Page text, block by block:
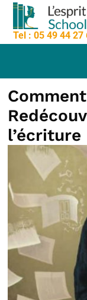
principal
Aller
contenu
Tel : 05 49 44 27
l’écriture